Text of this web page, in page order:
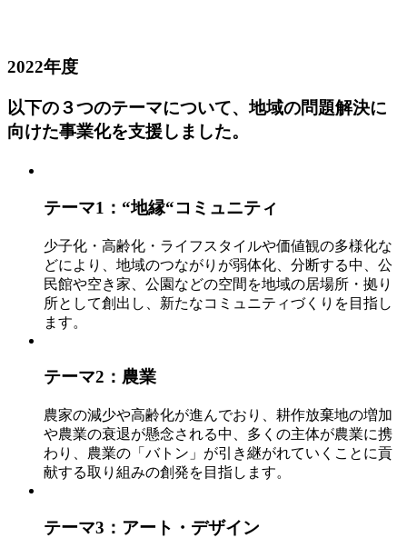
2022年度
以下の３つのテーマについて、地域の問題解決に
向けた事業化を支援しました。
テーマ1：“地縁“コミュニティ
少子化・高齢化・ライフスタイルや価値観の多様化な
どにより、地域のつながりが弱体化、分断する中、公
民館や空き家、公園などの空間を地域の居場所・拠り
所として創出し、新たなコミュニティづくりを目指し
ます。
テーマ2：農業
農家の減少や高齢化が進んでおり、耕作放棄地の増加
や農業の衰退が懸念される中、多くの主体が農業に携
わり、農業の「バトン」が引き継がれていくことに貢
献する取り組みの創発を目指します。
テーマ3：アート・デザイン